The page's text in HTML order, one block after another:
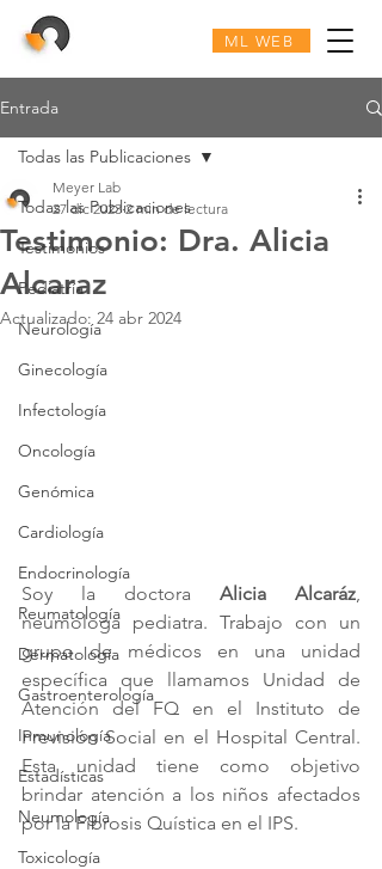
ML WEB
Entrada
Todas las Publicaciones
Testimonios
Pediatría
Neurología
Ginecología
Infectología
Oncología
Genómica
Cardiología
Endocrinología
Reumatología
Dermatología
Gastroenterología
Inmunología
Estadísticas
Neumología
Toxicología
Todas las Publicaciones
Testimonio: Dra. Alicia
Alcaraz
Meyer Lab
27 dic 2023 2 min de lectura
Actualizado: 24 abr 2024
Soy la doctora Alicia Alcaráz
neumóloga pediatra. Trabajo con un
grupo de médicos en una unidad
específica que llamamos Unidad de
Atención del FQ en el Instituto de
Previsión Social en el Hospital Central.
Esta unidad tiene como objetivo
brindar atención a los niños afectados
por la Fibrosis Quística en el IPS.